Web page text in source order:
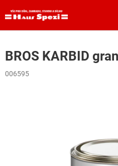
na
BROS KARBID
006595